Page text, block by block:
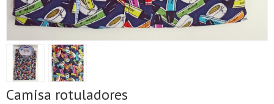
Camisa rotuladores